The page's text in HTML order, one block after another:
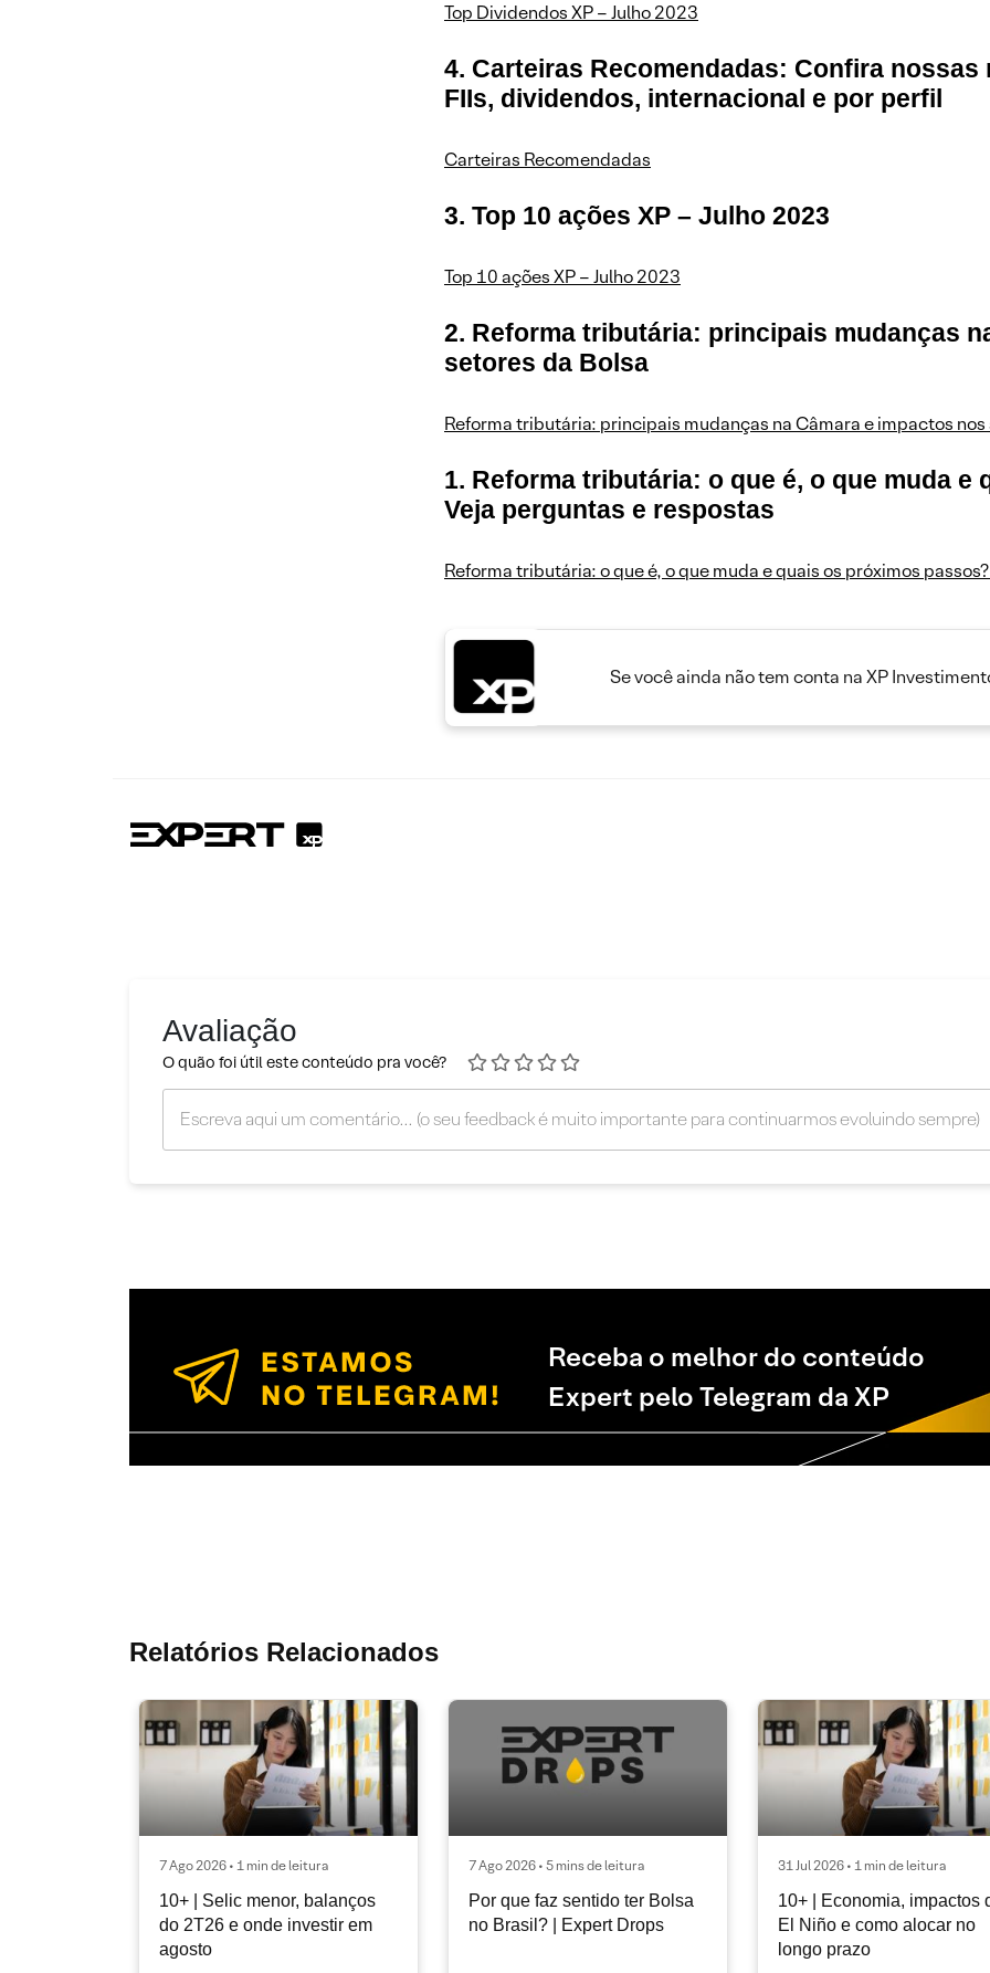
Top Dividendos XP – Julho 2023
4. Carteiras Recomendadas: Confira
FIIs, dividendos, internacional e por perfil
Carteiras Recomendadas
3. Top 10 ações XP – Julho 2023
Top 10 ações XP – Julho 2023
2. Reforma tributária: principais mudanças
setores da Bolsa
Reforma tributária: principais mudanças na Câmara e impactos nos
1. Reforma tributária: o que é, o que muda
Veja perguntas e respostas
Reforma tributária: o que é, o que muda e quais os próximos
Se você ainda não tem conta na XP
Avaliação
O quão foi útil este conteúdo pra você?
Receba o melhor do conteúdo
Expert pelo Telegram da XP
Relatórios Relacionados
7 Ago 2026 • 1 min de leitura
10+ | Selic menor, balanços
do 2T26 e onde investir em
agosto
7 Ago 2026 • 5 mins de leitura
Por que faz sentido ter Bolsa
no Brasil? | Expert Drops
31 Jul 2026 • 1 min de leitura
10+ | Economia, impactos
El Niño e como alocar no
longo prazo